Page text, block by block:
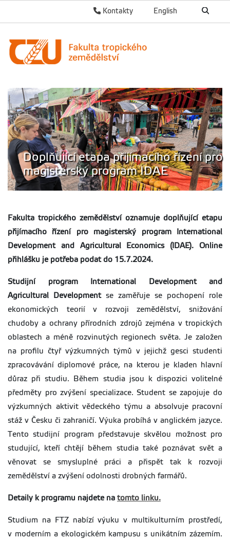
English
Kontakty
Doplňující etapa přijímacího řízení pro
magisterský program IDAE
Fakulta tropického zemědělství oznamuje doplňující etapu
přijímacího řízení pro magisterský program International
Development and Agricultural Economics (IDAE). Online
přihlášku je potřeba podat do 15.7.2024.
Studijní program International Development and
Agricultural Developmentse zaměřuje se pochopení role
ekonomických teorií v rozvoji zemědělství, snižování
chudoby a ochrany přírodních zdrojů zejména v tropických
oblastech a méně rozvinutých regionech světa. Je založen
na profilu čtyř výzkumných týmů v jejichž gesci studenti
zpracovávání diplomové práce, na kterou je kladen hlavní
důraz při studiu. Během studia jsou k dispozici volitelné
předměty pro zvýšení specializace. Student se zapojuje do
výzkumných aktivit vědeckého týmu a absolvuje pracovní
stáž v Česku či zahraničí. Výuka probíhá v anglickém jazyce.
Tento studijní program představuje skvělou možnost pro
studující, kteří chtějí během studia také poznávat svět a
věnovat se smysluplné práci a přispět tak k rozvoji
zemědělství a zvýšení odolnosti drobných farmářů.
Detaily k programu najdete na tomto linku.
Studium na FTZ nabízí výuku v multikulturním prostředí,
v moderním a ekologickém kampusu s unikátním zázemím.